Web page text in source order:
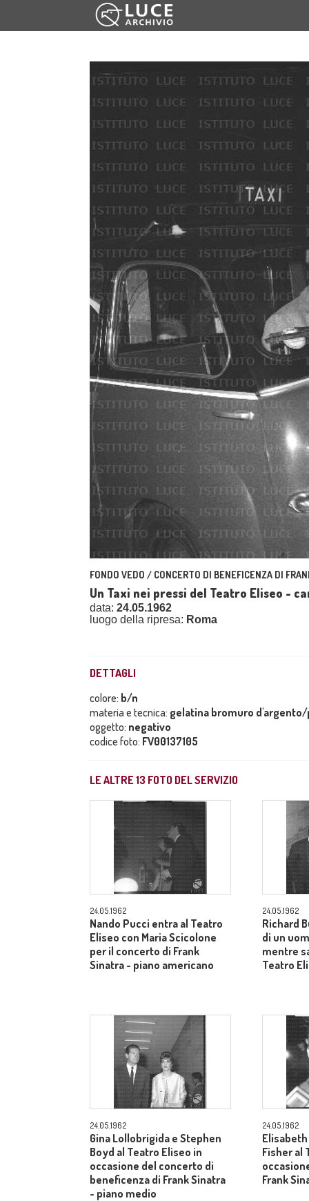
FONDO VEDO / CONCERTO DI BENEFICENZA DI
Un Taxi nei pressi del Teatro Eliseo -
data: 24.05.1962
luogo della ripresa: Roma
DETTAGLI
colore: b/n
materia e tecnica: gelatina bromuro
oggetto: negativo
codice foto: FV00137105
LE ALTRE13 FOTO DEL SERVIZIO
24.05.1962
Nando Pucci entra al Teatro
Eliseo con Maria Scicolone
per il concerto di Frank
Sinatra - piano americano
24.05.1962
Richard
di un
mentre
Teatro
24.05.1962
Gina Lollobrigida e Stephen
Boyd al Teatro Eliseo in
occasione del concerto di
beneficenza di Frank Sinatra
- piano medio
24.05.1962
Fisher al
Frank